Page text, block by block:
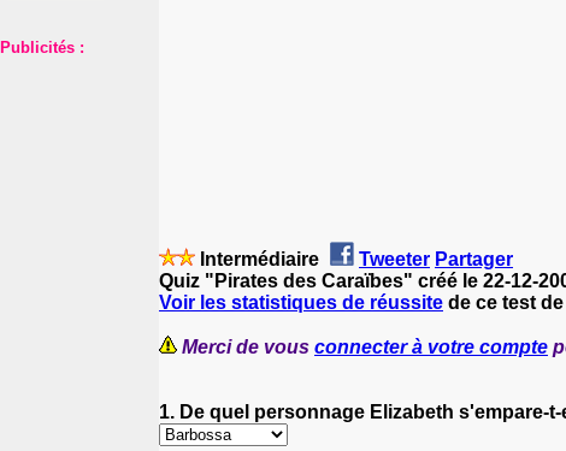
Publicités :
Intermédiaire Tweeter Partager
Quiz "Pirates des Caraïbes" créé le 22-12-
Voir les statistiques de réussite de ce test
Merci de vous connecter à votre compte
1. De quel personnage Elizabeth s'empare-